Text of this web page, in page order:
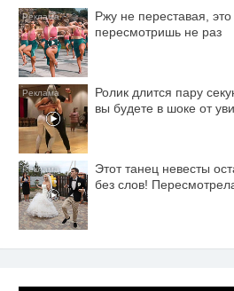
Ржу не переставая,
пересмотришь не раз
Ролик длится пару
вы будете в шоке от
Этот танец невесты
без слов!